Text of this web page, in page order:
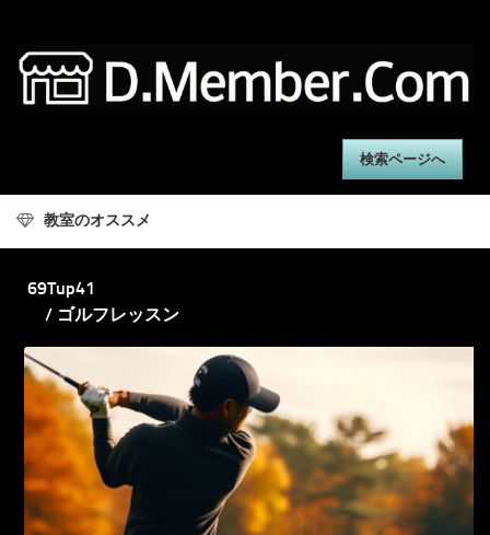
検索ページへ
教室のオススメ
69Tup41
/ ゴルフレッスン